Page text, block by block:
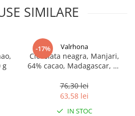
SIMILARE
g
-17% Valrhona
Ciocolata neagra, Manjari,
64% cacao, Madagascar, 70
76,30 lei
63,58 lei
IN STOC